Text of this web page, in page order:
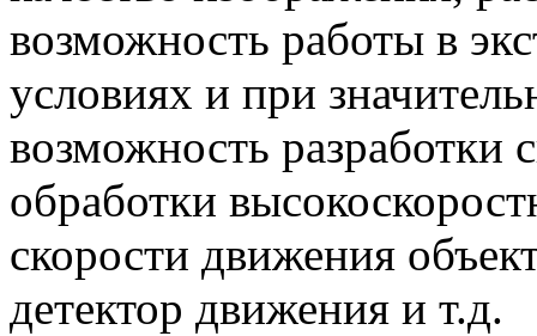
возможность работы в
условиях и при
возможность разработки
обработки
скорости движения
детектор движения и т.д.